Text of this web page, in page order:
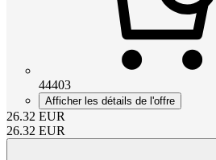
44403
Afficher les détails de l'offre
26.32 EUR
26.32 EUR